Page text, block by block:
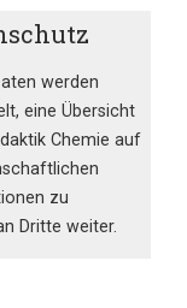
werden
eine Übersicht
Chemie auf
zu
Dritte weiter.